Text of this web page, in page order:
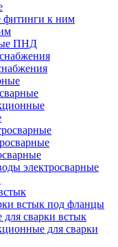
фитинги к ним
ПНД
электросварные
встык под фланцы
сварки встык
для сварки